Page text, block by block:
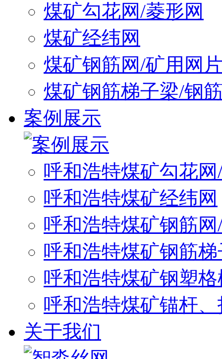
煤矿勾花网/菱形网
煤矿经纬网
煤矿钢筋网/矿用网
煤矿钢筋梯子梁/钢
案例展示
呼和浩特煤矿勾花
呼和浩特煤矿经纬网
呼和浩特煤矿钢筋
呼和浩特煤矿钢筋
呼和浩特煤矿钢塑格
呼和浩特煤矿锚杆
关于我们